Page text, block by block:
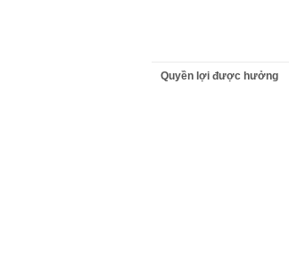
Quyền lợi được hưởng